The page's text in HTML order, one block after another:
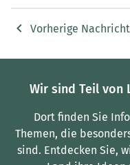
Vorherige Nachricht
Wir sind Teil von
Dort finden Sie
Themen, die
sind. Entdecken Sie,